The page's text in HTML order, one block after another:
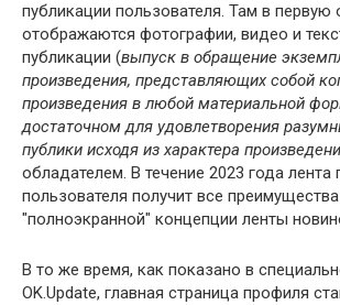
публикации пользователя. Там в первую
отображаются фотографии, видео и
публикации (выпуск в обращение
произведения, представляющих собой
произведения в любой материальной
достаточном для удовлетворения
публики исходя из характера
обладателем. В течение 2023 года лента
пользователя получит все
"полноэкранной" концепции ленты
В то же время, как показано в
OK.Update, главная страница профиля